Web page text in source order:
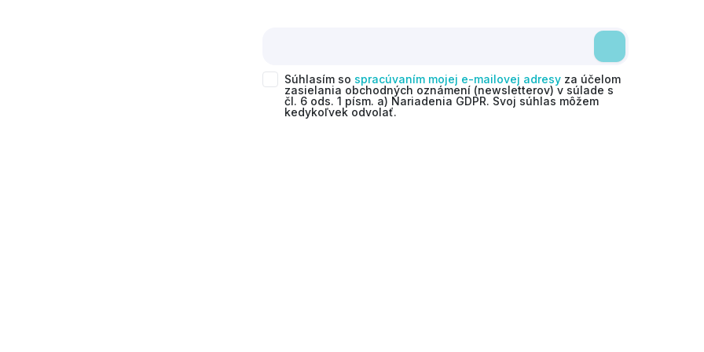
Súhlasím so spracúvaním mojej e-mailovej adresy za účelom
zasielania obchodných oznámení (newsletterov) v súlade s
čl. 6 ods. 1 písm. a) Nariadenia GDPR. Svoj súhlas môžem
kedykoľvek odvolať.